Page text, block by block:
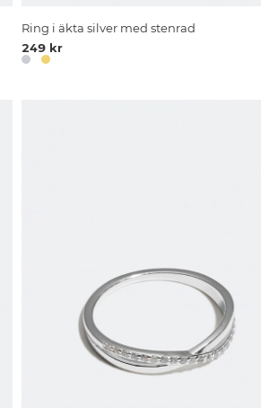
Ring i äkta silver med stenrad
249 kr